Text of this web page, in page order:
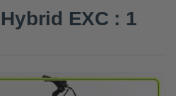
EXC : 1